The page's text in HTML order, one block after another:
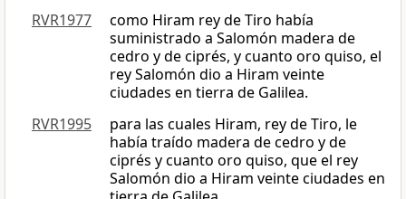
RVR1977
como Hiram rey de Tiro había
suministrado a Salomón madera de
cedro y de ciprés, y cuanto oro quiso, el
rey Salomón dio a Hiram veinte
ciudades en tierra de Galilea.
RVR1995
para las cuales Hiram, rey de Tiro, le
había traído madera de cedro y de
ciprés y cuanto oro quiso, que el rey
Salomón dio a Hiram veinte ciudades en